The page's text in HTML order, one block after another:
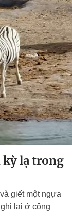
kỳ lạ trong
giết một ngựa
lại ở công